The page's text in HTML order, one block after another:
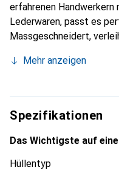
erfahrenen Handwerkern
Lederwaren, passt es
Massgeschneidert,
unverzichtbaren
Produkte und eine
anspruchsvolle Klientel.
Mehr anzeigen
Spezifikationen
Das Wichtigste auf
Hüllentyp